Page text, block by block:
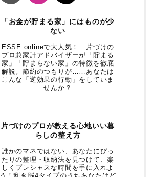
「お金が貯まる家」にはものが少
ない
ESSE onlineで大人気！ 片づけの
プロ兼家計アドバイザーが「貯まる
家」「貯まらない家」の特徴を徹底
解説。節約のつもりが……あなたは
こんな「逆効果の行動」をしていま
せんか？
片づけのプロが教える心地いい暮
らしの整え方
誰かのマネではない、あなたにぴっ
たりの整理・収納法を見つけて、楽
しくプレシャスな時間を手に入れよ